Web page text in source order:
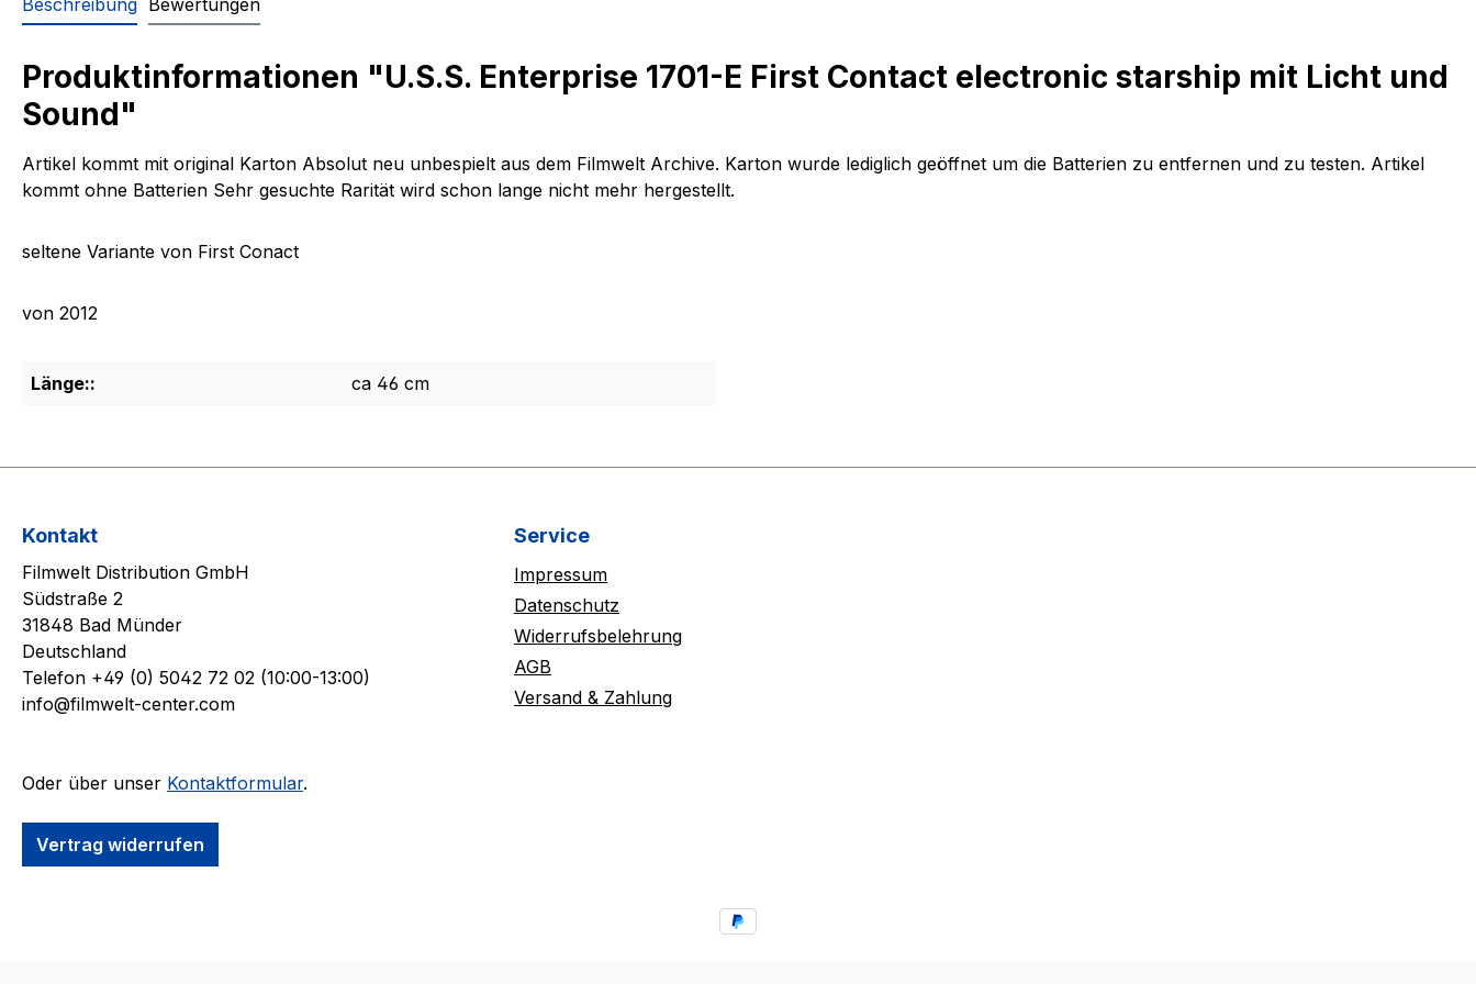
Beschreibung Bewertungen
Produktinformationen "U.S.S. Enterprise 1701-E First Contact electronic starship mit Licht und
Sound"
Artikel kommt mit original Karton Absolut neu unbespielt aus dem Filmwelt Archive. Karton wurde lediglich geöffnet um die Batterien zu entfernen und zu testen. Artikel
kommt ohne Batterien Sehr gesuchte Rarität wird schon lange nicht mehr hergestellt.
seltene Variante von First Conact
von 2012
Länge:: ca 46 cm
Kontakt
Filmwelt Distribution GmbH
Südstraße 2
31848 Bad Münder
Deutschland
Telefon +49 (0) 5042 72 02 (10:00-13:00)
info@filmwelt-center.com
Oder über unser Kontaktformular.
Vertrag widerrufen
Service
Impressum
Datenschutz
Widerrufsbelehrung
AGB
Versand & Zahlung